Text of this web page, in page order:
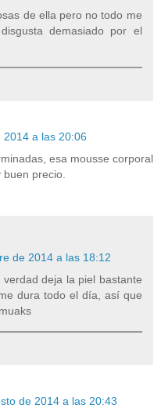
de ella pero no todo me
demasiado por el
a las 20:06
esa mousse corporal
precio.
de 2014 a las 18:12
deja la piel bastante
dura todo el día, así que
de 2014 a las 20:43